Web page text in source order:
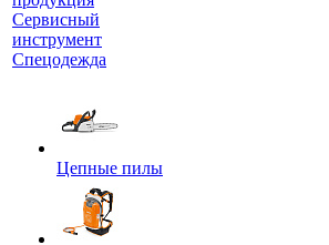
Сервисный
инструмент
Спецодежда
Цепные пилы